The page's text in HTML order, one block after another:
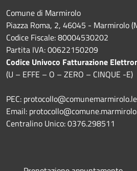
Comune di Marmirolo
Piazza Roma, 2, 46045 - Marmirolo
Codice Fiscale: 80004530202
Partita IVA: 00622150209
Codice Univoco Fatturazione
(U – EFFE – O – ZERO – CINQUE -E)
PEC:
Email:
Centralino Unico: 0376.298511